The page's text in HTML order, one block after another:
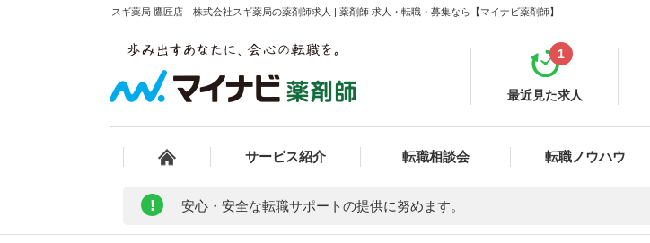
スギ薬局 鷹匠店 株式会社スギ薬局の薬剤師求人 | 薬剤師 求人・転職・募集なら【マイナビ薬剤師】
最近見た求人
1
サービス紹介 転職相談会 転職ノウハウ
! 安心・安全な転職サポートの提供に努めます。